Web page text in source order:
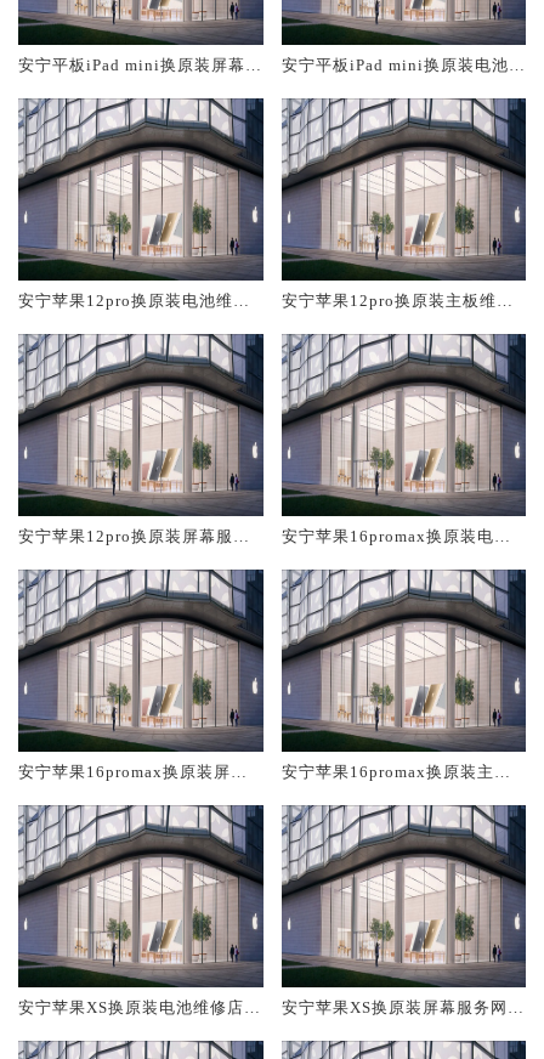
安宁平板iPad mini换原装屏幕服
安宁平板iPad mini换原装电池维
安宁苹果12pro换原装电池维修
安宁苹果12pro换原装主板维修
安宁苹果12pro换原装屏幕服务
安宁苹果16promax换原装电池
安宁苹果16promax换原装屏幕
安宁苹果16promax换原装主板
安宁苹果XS换原装电池维修店大
安宁苹果XS换原装屏幕服务网点